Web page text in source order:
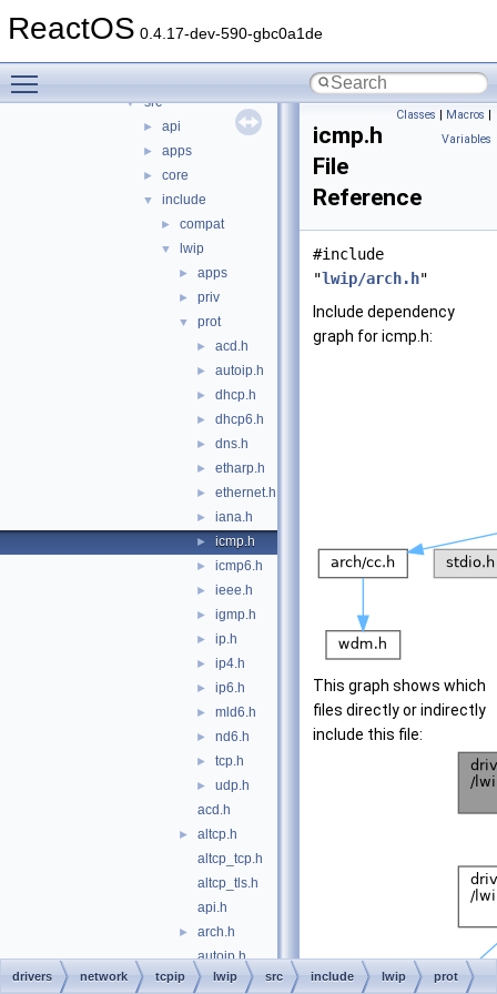
ReactOS 0.4.17-dev-590-gbc0a1de
► ip
▼ src
► api
► apps
► core
▼ include
► compat
▼ lwip
► apps
► priv
▼ prot
► acd.h
► autoip.h
► dhcp.h
► dhcp6.h
► dns.h
► etharp.h
► ethernet.h
► iana.h
► icmp.h
► icmp6.h
► ieee.h
► igmp.h
► ip.h
► ip4.h
► ip6.h
► mld6.h
► nd6.h
► tcp.h
►
udp.h
acd.h
►
altcp.h
altcp_tcp.h
altcp_tls.h
api.h
►
arch.h
autoip.h
► debug.h
Classes | Macros |
Variables
icmp.h
File
Reference
#include
"lwip/arch.h"
Include dependency
graph for icmp.h:
This graph shows which
files directly or indirectly
include this file:
drivers network tcpip lwip src include lwip prot